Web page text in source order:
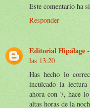
Este comentario ha
Responder
Editorial Hipálage
las 13:20
Has hecho lo
inculcado la
ahora con 7, hace
altas horas de la